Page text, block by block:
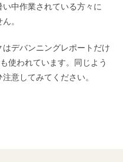
中作業されている方々に
。
デバンニングレポートだけ
使われています。同じよう
意してみてください。